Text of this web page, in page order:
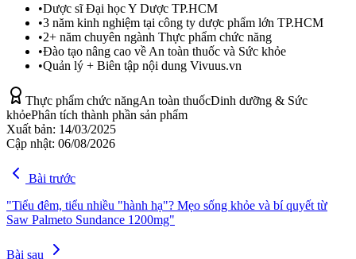
•Dược sĩ Đại học Y Dược TP.HCM
•3 năm kinh nghiệm tại công ty dược phẩm lớn TP.HCM
•2+ năm chuyên ngành Thực phẩm chức năng
•Đào tạo nâng cao về An toàn thuốc và Sức khỏe
•Quản lý + Biên tập nội dung Vivuus.vn
Thực phẩm chức năngAn toàn thuốcDinh dưỡng & Sức
khỏePhân tích thành phần sản phẩm
Xuất bản: 14/03/2025
Cập nhật: 06/08/2026
Bài trước
"Tiểu đêm, tiểu nhiều "hành hạ"? Mẹo sống khỏe và bí quyết từ
Saw Palmeto Sundance 1200mg"
Bài sau